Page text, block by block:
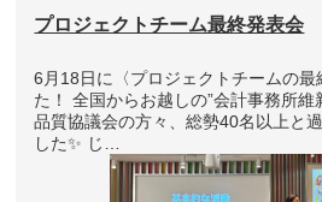
プロジェクトチーム最終発表会
6月18日に〈プロジェクトチームの最
た！ 全国からお越しの”会計事務所維
品質協議会の方々、総勢40名以上と
した✨ じ…